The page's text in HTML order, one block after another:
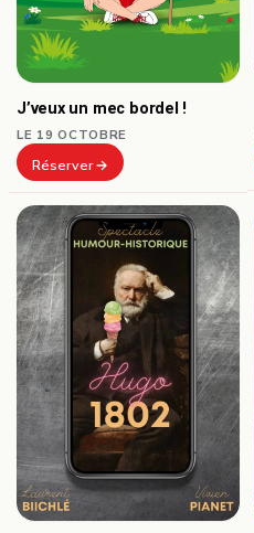
J’veux un mec bordel !
LE 19 OCTOBRE
Réserver